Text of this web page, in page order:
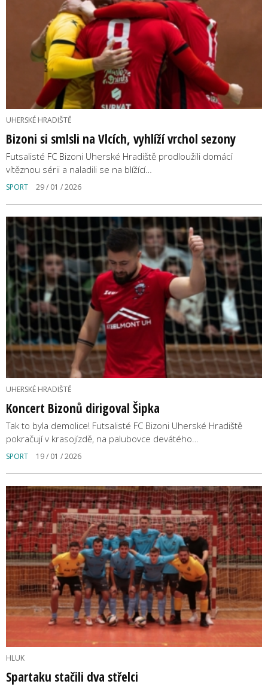
UHERSKÉ HRADIŠTĚ
Bizoni si smlsli na Vlcích, vyhlíží vrchol sezony
Futsalisté FC Bizoni Uherské Hradiště prodloužili domácí
vítěznou sérii a naladili se na blížící…
SPORT 29 / 01 / 2026
UHERSKÉ HRADIŠTĚ
Koncert Bizonů dirigoval Šipka
Tak to byla demolice! Futsalisté FC Bizoni Uherské Hradiště
pokračují v krasojízdě, na palubovce devátého…
SPORT 19 / 01 / 2026
HLUK
Spartaku stačili dva střelci